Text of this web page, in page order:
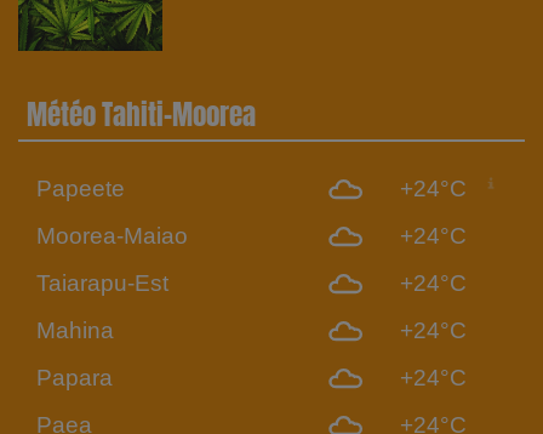
Météo Tahiti-Moorea
Papeete
+24°C
Moorea-Maiao
+24°C
Taiarapu-Est
+24°C
Mahina
+24°C
Papara
+24°C
Paea
+24°C